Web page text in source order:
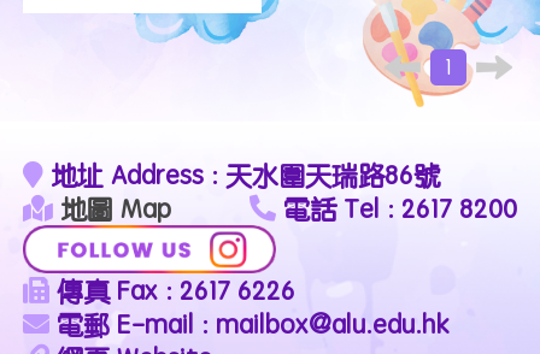
1
地址 Address : 天水圍天瑞路86號
地圖 Map
電話 Tel : 2617 8200
傳真 Fax : 2617 6226
電郵 E-mail : mailbox@alu.edu.hk